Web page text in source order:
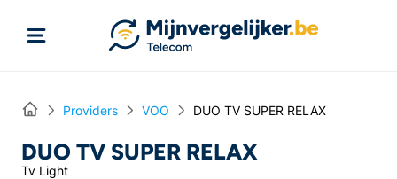
Home Providers VOO DUO TV SUPER RELAX
DUO TV SUPER RELAX
Tv Light